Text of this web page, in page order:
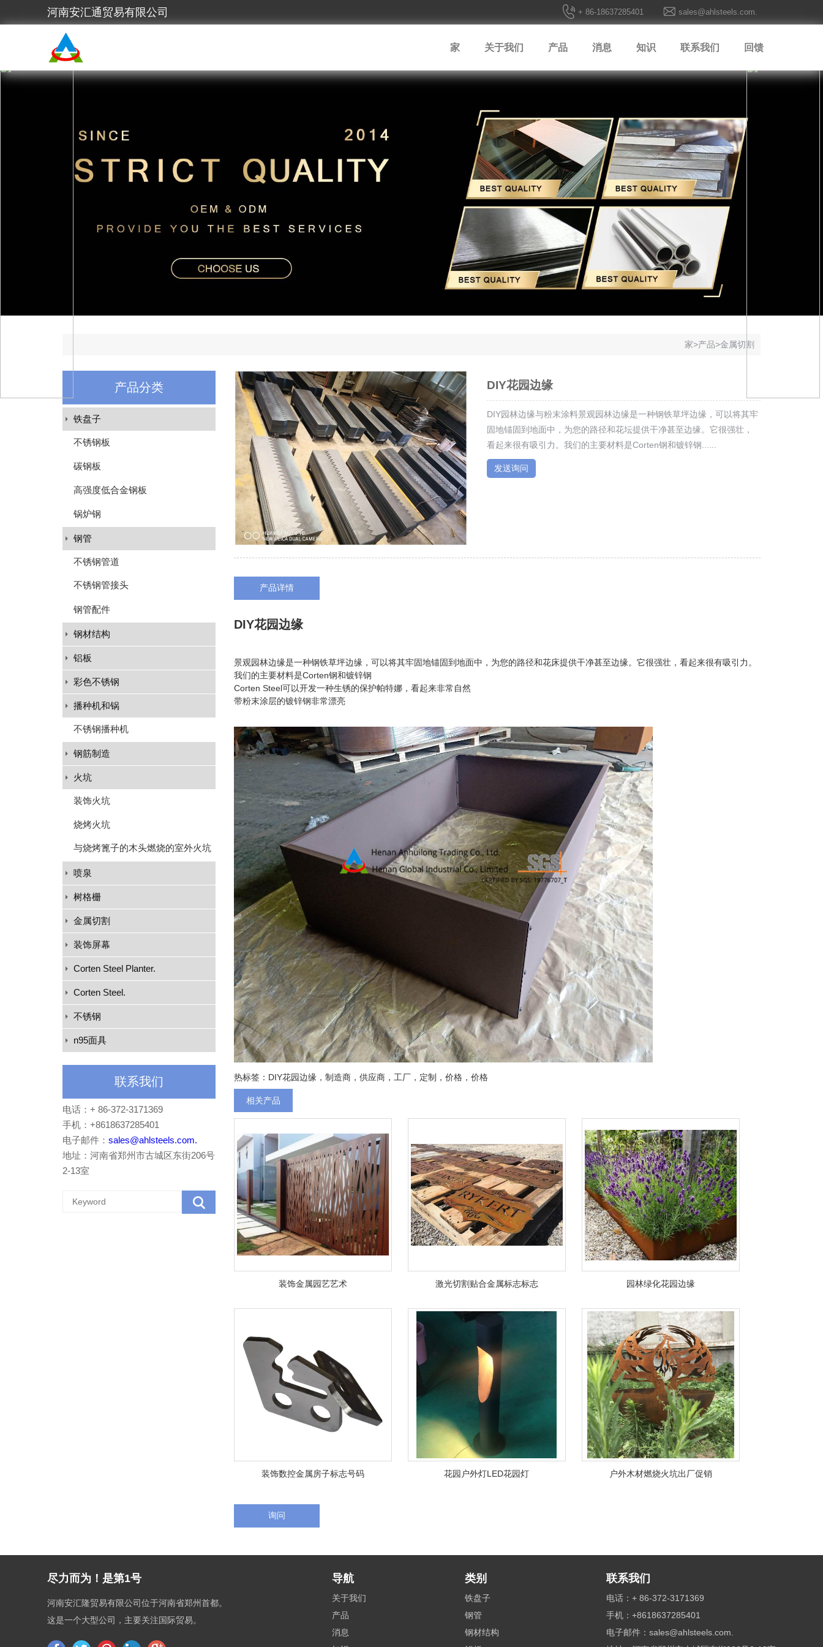
sales@ahlsteels.com.
+ 86-18637285401
河南安汇通贸易有限公司
家 关于我们 产品 消息 知识 联系我们 回馈
家>产品>金属切割
产品分类
铁盘子
不锈钢板
碳钢板
高强度低合金钢板
锅炉钢
钢管
不锈钢管道
不锈钢管接头
钢管配件
钢材结构
铝板
彩色不锈钢
播种机和锅
不锈钢播种机
钢筋制造
火坑
装饰火坑
烧烤火坑
与烧烤篦子的木头燃烧的室外火坑
喷泉
树格栅
金属切割
装饰屏幕
Corten Steel Planter.
Corten Steel.
不锈钢
n95面具
联系我们
电话：+ 86-372-3171369
手机：+8618637285401
电子邮件： sales@ahlsteels.com.
地址：河南省郑州市古城区东街206号
2-13室
DIY花园边缘
DIY园林边缘与粉末涂料景观园林边缘是一种钢铁草坪边缘，可以将其牢
固地锚固到地面中，为您的路径和花坛提供干净甚至边缘。它很强壮，
看起来很有吸引力。我们的主要材料是Corten钢和镀锌钢......
发送询问
产品详情
DIY花园边缘
景观园林边缘是一种钢铁草坪边缘，可以将其牢固地锚固到地面中，为您的路径和花床提供干净甚至边缘。它很强壮，看起来很有吸引力。
我们的主要材料是Corten钢和镀锌钢
Corten Steel可以开发一种生锈的保护帕特娜，看起来非常自然
带粉末涂层的镀锌钢非常漂亮
热标签：DIY花园边缘，制造商，供应商，工厂，定制，价格，价格
相关产品
装饰金属园艺艺术 激光切割贴合金属标志标志 园林绿化花园边缘
装饰数控金属房子标志号码 花园户外灯LED花园灯 户外木材燃烧火坑出厂促销
询问
尽力而为！是第1号
河南安汇隆贸易有限公司位于河南省郑州首都。
这是一个大型公司，主要关注国际贸易。
导航
关于我们
产品
消息
类别
铁盘子
钢管
钢材结构
联系我们
电话：+ 86-372-3171369
手机：+8618637285401
电子邮件： sales@ahlsteels.com.